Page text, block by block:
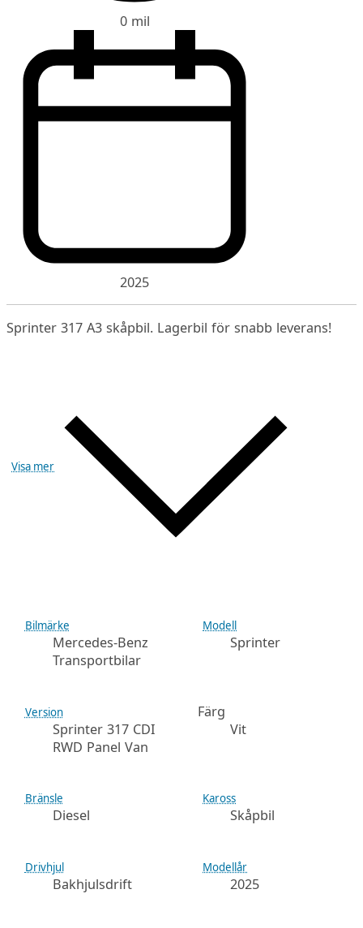
0 mil
2025
Sprinter 317 A3 skåpbil. Lagerbil för snabb leverans!
Visa mer
Bilmärke
Mercedes-Benz
Transportbilar
Modell
Sprinter
Version
Sprinter 317 CDI
RWD Panel Van
Färg
Vit
Bränsle
Diesel
Kaross
Skåpbil
Drivhjul
Bakhjulsdrift
Modellår
2025